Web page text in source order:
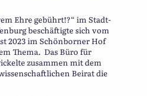
Ehre gebührt!?“ im Stadt-
beschäftigte sich vom
2023 im Schönborner Hof
Thema. Das Büro für
zusammen mit dem
Beirat die